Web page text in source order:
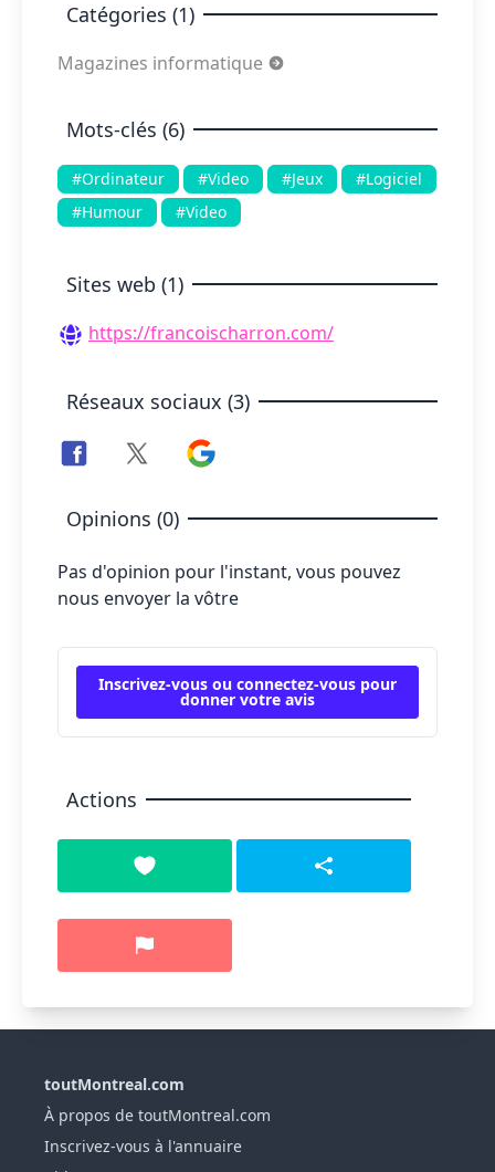
Catégories (1)
Magazines informatique
Mots-clés (6)
#Ordinateur #Video #Jeux
#Logiciel
#Humour
#Video
Sites web (1)
https://francoischarron.com/
Réseaux sociaux (3)
Opinions (0)
Pas d'opinion pour l'instant, vous pouvez
nous envoyer la vôtre
Inscrivez-vous ou connectez-vous pour
donner votre avis
Actions
toutMontreal.com
À propos de toutMontreal.com
Inscrivez-vous à l'annuaire